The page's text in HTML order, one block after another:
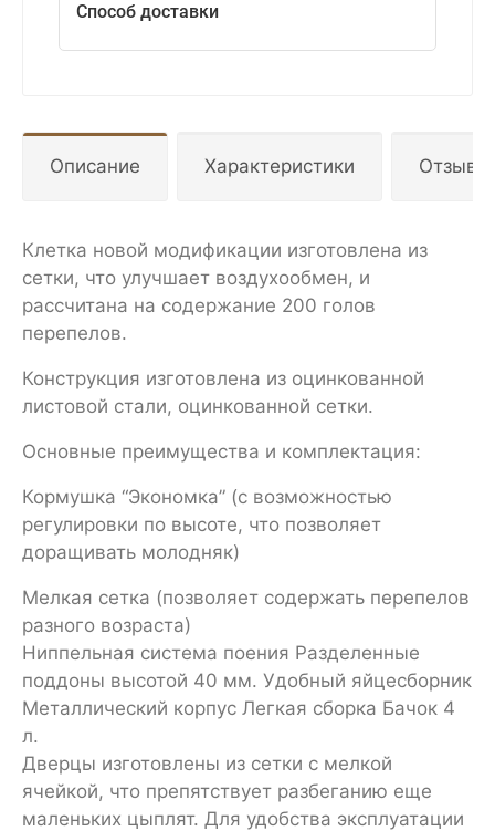
Способ доставки
Описание Характеристики
Клетка новой модификации изготовлена из
сетки, что улучшает воздухообмен, и
рассчитана на содержание 200 голов
перепелов.
Конструкция изготовлена из оцинкованной
листовой стали, оцинкованной сетки.
Основные преимущества и комплектация:
Кормушка “Экономка” (с возможностью
регулировки по высоте, что позволяет
доращивать молодняк)
Мелкая сетка (позволяет содержать перепелов
разного возраста)
Ниппельная система поения Разделенные
поддоны высотой 40 мм. Удобный яйцесборник
Металлический корпус Легкая сборка Бачок 4
л.
Дверцы изготовлены из сетки с мелкой
ячейкой, что препятствует разбеганию еще
маленьких цыплят. Для удобства эксплуатации